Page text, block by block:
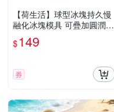
【荷生活】球型冰塊持久慢
融化冰塊模具 可疊加圓潤冰
球矽膠易脫模製冰盒-1入組
$149
券